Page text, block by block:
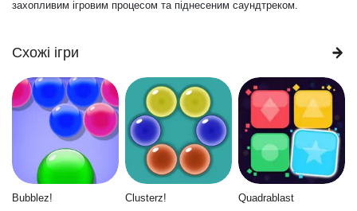
захопливим ігровим процесом та піднесеним саундтреком.
Схожі ігри
Bubblez! Clusterz! Quadrablast